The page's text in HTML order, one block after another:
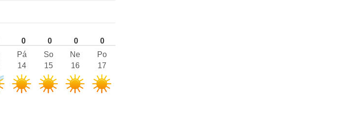
0 0 0 0
Pá
14
So
15
Ne
16
Po
17